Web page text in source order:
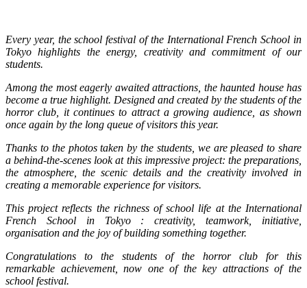
Every year, the school festival of the International French School in
Tokyo highlights the energy, creativity and commitment of our
students.
Among the most eagerly awaited attractions, the haunted house has
become a true highlight. Designed and created by the students of the
horror club, it continues to attract a growing audience, as shown
once again by the long queue of visitors this year.
Thanks to the photos taken by the students, we are pleased to share
a behind-the-scenes look at this impressive project: the preparations,
the atmosphere, the scenic details and the creativity involved in
creating a memorable experience for visitors.
This project reflects the richness of school life at the International
French School in Tokyo : creativity, teamwork, initiative,
organisation and the joy of building something together.
Congratulations to the students of the horror club for this
remarkable achievement, now one of the key attractions of the
school festival.